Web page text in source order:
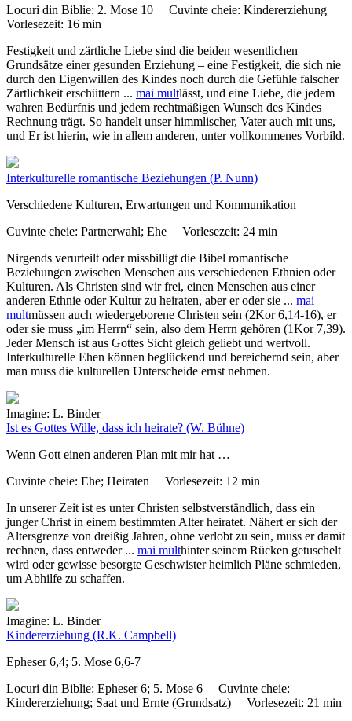
Locuri din Biblie: 2. Mose 10 Cuvinte cheie: Kindererziehung
Vorlesezeit: 16 min
Festigkeit und zärtliche Liebe sind die beiden wesentlichen
Grundsätze einer gesunden Erziehung – eine Festigkeit, die sich nie
durch den Eigenwillen des Kindes noch durch die Gefühle falscher
Zärtlichkeit erschüttern ... mai multlässt, und eine Liebe, die jedem
wahren Bedürfnis und jedem rechtmäßigen Wunsch des Kindes
Rechnung trägt. So handelt unser himmlischer, Vater auch mit uns,
und Er ist hierin, wie in allem anderen, unter vollkommenes Vorbild.
Interkulturelle romantische Beziehungen (P. Nunn)
Verschiedene Kulturen, Erwartungen und Kommunikation
Cuvinte cheie: Partnerwahl; Ehe Vorlesezeit: 24 min
Nirgends verurteilt oder missbilligt die Bibel romantische
Beziehungen zwischen Menschen aus verschiedenen Ethnien oder
Kulturen. Als Christen sind wir frei, einen Menschen aus einer
anderen Ethnie oder Kultur zu heiraten, aber er oder sie ... mai
multmüssen auch wiedergeborene Christen sein (2Kor 6,14-16), er
oder sie muss „im Herrn“ sein, also dem Herrn gehören (1Kor 7,39).
Jeder Mensch ist aus Gottes Sicht gleich geliebt und wertvoll.
Interkulturelle Ehen können beglückend und bereichernd sein, aber
man muss die kulturellen Unterscheide ernst nehmen.
Imagine: L. Binder
Ist es Gottes Wille, dass ich heirate? (W. Bühne)
Wenn Gott einen anderen Plan mit mir hat …
Cuvinte cheie: Ehe; Heiraten Vorlesezeit: 12 min
In unserer Zeit ist es unter Christen selbstverständlich, dass ein
junger Christ in einem bestimmten Alter heiratet. Nähert er sich der
Altersgrenze von dreißig Jahren, ohne verlobt zu sein, muss er damit
rechnen, dass entweder ... mai multhinter seinem Rücken getuschelt
wird oder gewisse besorgte Geschwister heimlich Pläne schmieden,
um Abhilfe zu schaffen.
Imagine: L. Binder
Kindererziehung (R.K. Campbell)
Epheser 6,4; 5. Mose 6,6-7
Locuri din Biblie: Epheser 6; 5. Mose 6 Cuvinte cheie:
Kindererziehung; Saat und Ernte (Grundsatz) Vorlesezeit: 21 min